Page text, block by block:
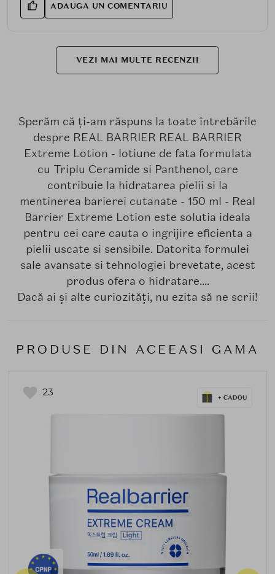
ADAUGA UN COMENTARIU
VEZI MAI MULTE RECENZII
Sperăm că ți-am răspuns la toate întrebările
despre REAL BARRIER REAL BARRIER
Extreme Lotion - lotiune de fata formulata
cu Triplu Ceramide si Panthenol, care
contribuie la hidratarea pielii si la
mentinerea barierei cutanate - 150 ml - Real
Barrier Extreme Lotion este solutia ideala
pentru cei care cauta o ingrijire eficienta a
pielii uscate si sensibile. Datorita formulei
sale avansate si tehnologiei brevetate, acest
produs ofera o hidratare....
Dacă ai și alte curiozități, nu ezita să ne scrii!
PRODUSE DIN ACEEASI GAMA
23